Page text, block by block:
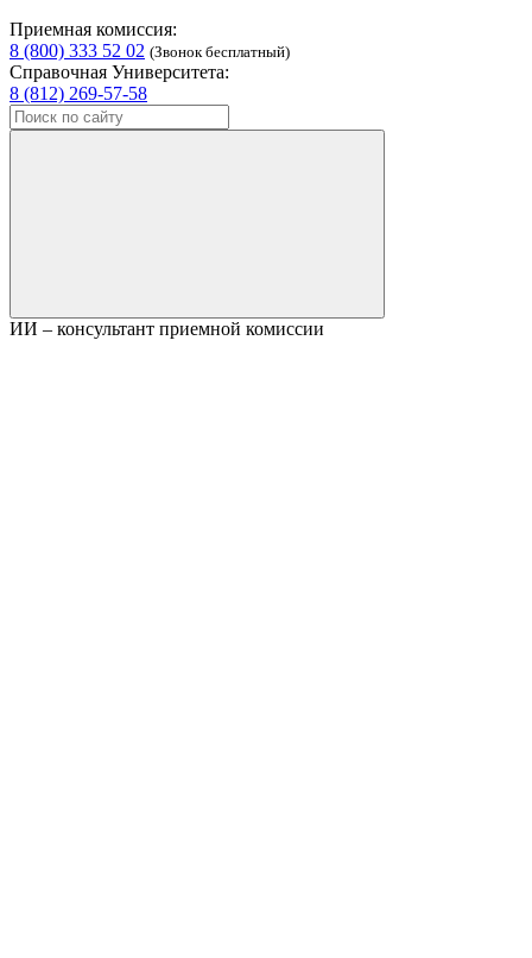
Приемная комиссия:
8 (800) 333 52 02 (Звонок бесплатный)
Справочная Университета:
8 (812) 269-57-58
ИИ – консультант приемной комиссии